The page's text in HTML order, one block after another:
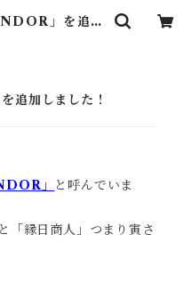
」を追加
追加しました！
」
と呼んでいま
縁日商人」つまり寅さ